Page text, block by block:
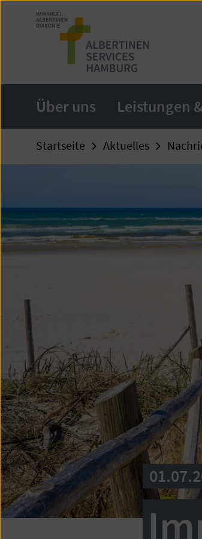
Zum
Seiteninhalt
Über uns Leistungen
Startseite Aktuelles